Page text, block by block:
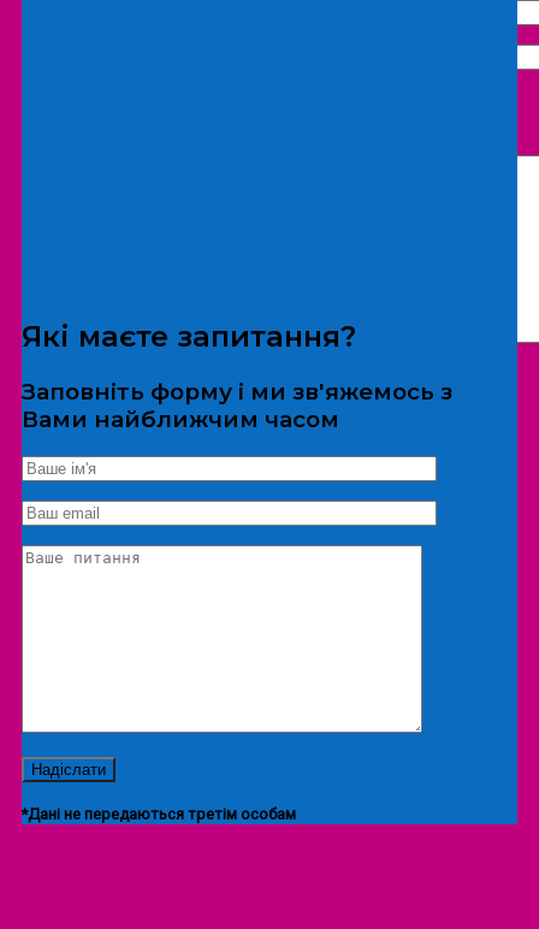
*Дані не передаються третім особам
Екскурсія/локація
Які маєте запитання?
Заповніть форму і ми зв'яжемось з
Вами найближчим часом
*Дані не передаються третім особам